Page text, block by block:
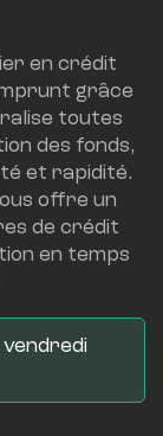
en crédit
grâce
toutes
des fonds,
et rapidité.
offre un
de crédit
en temps
vendredi